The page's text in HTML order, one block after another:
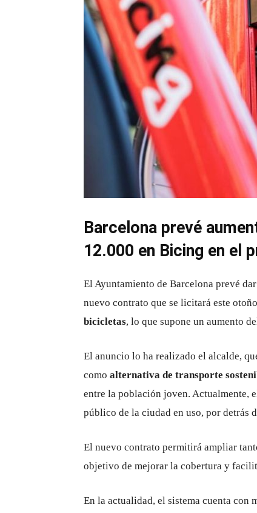
Barcelona prevé
12.000 en Bicing en el
El Ayuntamiento de Barcelona prevé
nuevo contrato que se licitará este
bicicletas, lo que supone un aumento
El anuncio lo ha realizado el alcalde,
como alternativa de transporte
entre la población joven. Actualmente,
público de la ciudad en uso, por detrás
El nuevo contrato permitirá ampliar
objetivo de mejorar la cobertura y
En la actualidad, el sistema cuenta con